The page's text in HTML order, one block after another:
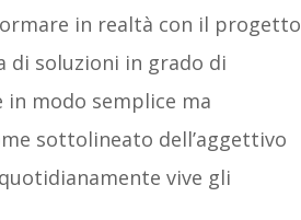
in realtà con il progetto
di soluzioni in grado di
modo semplice ma
sottolineato dell’aggettivo
vive gli